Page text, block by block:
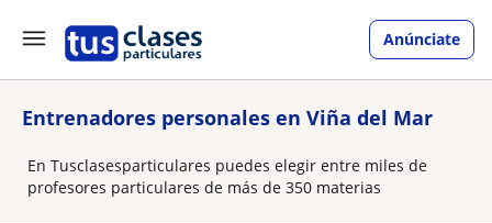
Anúnciate
Entrenadores personales en Viña del Mar
En Tusclasesparticulares puedes elegir entre miles de
profesores particulares de más de 350 materias